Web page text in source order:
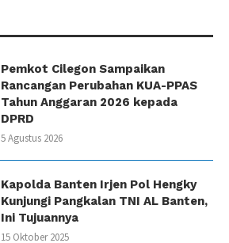
Pemkot Cilegon Sampaikan
Rancangan Perubahan KUA-PPAS
Tahun Anggaran 2026 kepada
DPRD
5 Agustus 2026
Kapolda Banten Irjen Pol Hengky
Kunjungi Pangkalan TNI AL Banten,
Ini Tujuannya
15 Oktober 2025